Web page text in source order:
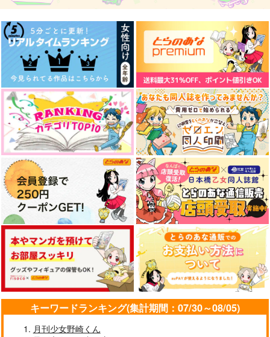
787円
人間無骨
サンプル
作品詳細
944円
オールキャラ
サンプル
作品詳細
dream leaf
1,100円（税込）
オールキャラ
サンプル
作品詳細
ディフェリアグレイ
蒼色系統
975円（税込）
山姥切長義×女審神者
サンプル
作品詳細
竜歌えにし言祝
あめざいく
2,357円（税込）
大倶利伽羅×歌仙兼定
サンプル
濃州関住兼定作15
ひだりや
1,320 円（税込）
歌仙兼定
サンプル
茶碗飯再録定食1
茶碗飯
2,357円（税込）
刀剣乱舞
サンプル
カート
我侭一つ願うなら
白霜亭
専売 472円（税込）
刀剣乱舞
燭台切光忠×歌仙兼定
サンプル
カート
花葬の約束
おむすびおいしい
専売 1,572円（税込）
刀剣乱舞 歌仙兼定
サンプル
カート
キーワードランキング(集計期間：07/30～08/05)
月刊少女野崎くん